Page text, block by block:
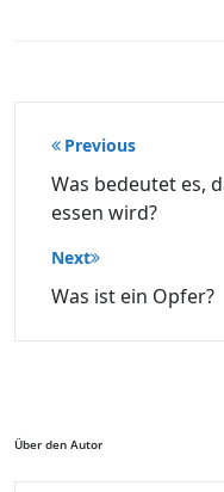
Previous
Was bedeutet es,
essen wird?
Next
Was ist ein Opfer?
Über den Autor